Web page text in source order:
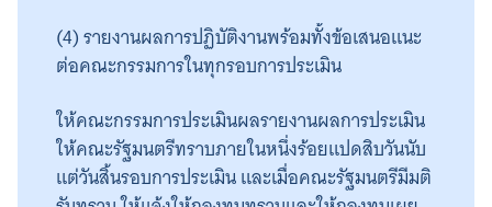
(4) รายงานผลการปฏิบัติงานพร้อมทั้งข้อเสนอแนะ
ต่อคณะกรรมการในทุกรอบการประเมิน
ให้คณะกรรมการประเมินผลรายงานผลการประเมิน
ให้คณะรัฐมนตรีทราบภายในหนึ่งร้อยแปดสิบวันนับ
แต่วันสิ้นรอบการประเมิน และเมื่อคณะรัฐมนตรีมีมติ